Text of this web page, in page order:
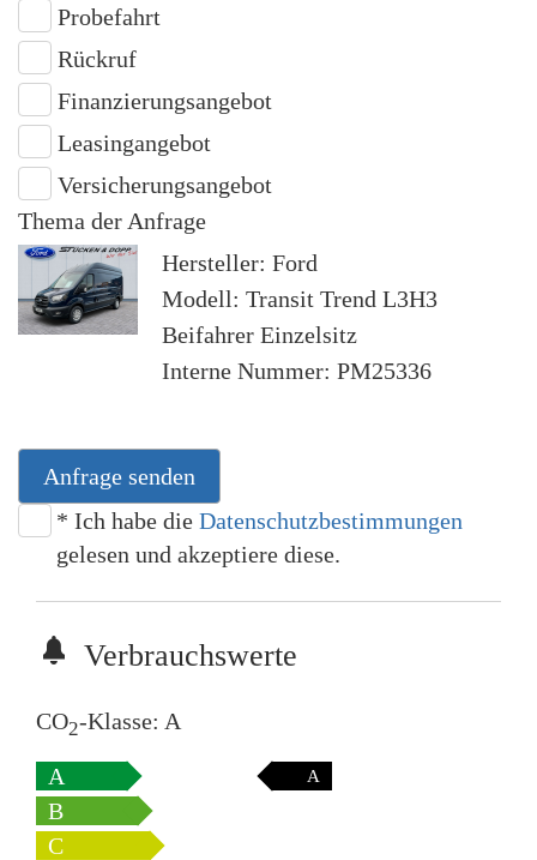
Probefahrt
Rückruf
Finanzierungsangebot
Leasingangebot
Versicherungsangebot
Thema der Anfrage
Hersteller: Ford
Modell: Transit Trend L3H3
Beifahrer Einzelsitz
Interne Nummer: PM25336
Anfrage senden
* Ich habe die Datenschutzbestimmungen
gelesen und akzeptiere diese.
Verbrauchswerte
CO2-Klasse: A
A A
B
C